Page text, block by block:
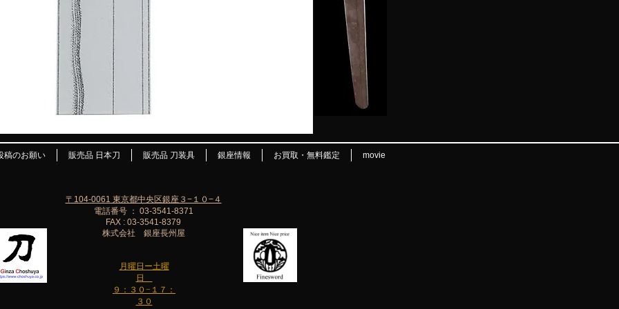
稿のお願い 販売品 日本刀 販売品 刀装具 銀座情報 お買取・無料鑑定 movie
月曜日ー土曜
日
９：３０−１７：
３０
〒104-0061 東京都中央区銀座３−１０−４
電話番号 ： 03-3541-8371
FAX : 03-3541-8379
株式会社 銀座長州屋